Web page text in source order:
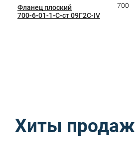
Фланец плоский
700-6-01-1-C-ст 09Г2С-IV
700
Хиты продаж